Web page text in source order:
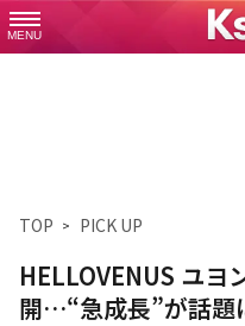
MENU
TOP PICK UP
HELLOVENUS ユヨ
開…“急成長”が話題